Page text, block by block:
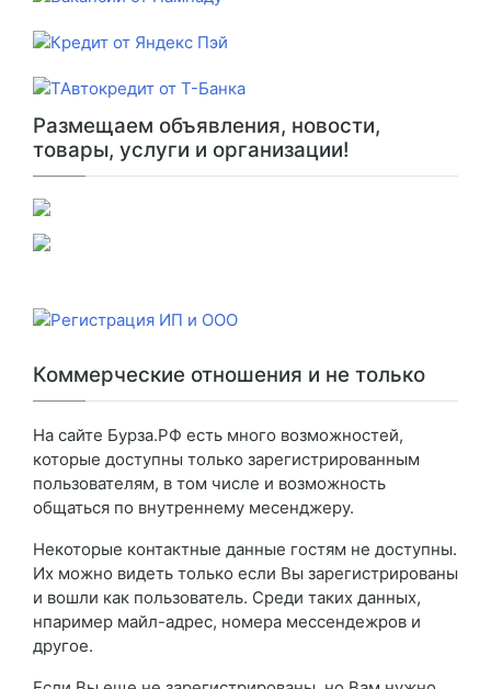
Размещаем объявления, новости,
товары, услуги и организации!
Коммерческие отношения и не только
На сайте Бурза.РФ есть много возможностей,
которые доступны только зарегистрированным
пользователям, в том числе и возможность
общаться по внутреннему месенджеру.
Некоторые контактные данные гостям не доступны.
Их можно видеть только если Вы зарегистрированы
и вошли как пользователь. Среди таких данных,
нпаример майл-адрес, номера мессендежров и
другое.